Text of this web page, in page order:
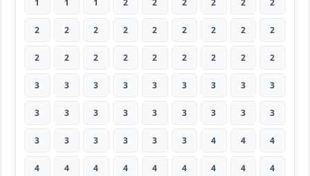
2 2 2 2 2 2 2 2 2
2 2 2 2 2 2 2 2 2
3 3 3 3 3 3 3 3 3
3 3 3 3 3 3 3 3 3
3 3 3 3 3 3 4 4 4
4 4 4 4 4 4 4 4 4